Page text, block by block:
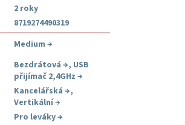
2 roky
8719274490319
Medium →
Bezdrátová →, USB
přijímač 2,4GHz →
Kancelářská →,
Vertikální→
Pro leváky→